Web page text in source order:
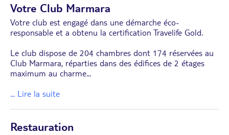
Votre Club Marmara
Votre club est engagé dans une démarche éco-
responsable et a obtenu la certification Travelife Gold.
Le club dispose de 204 chambres dont 174 réservées au
Club Marmara, réparties dans des édifices de 2 étages
maximum au charme...
... Lire la suite
Restauration